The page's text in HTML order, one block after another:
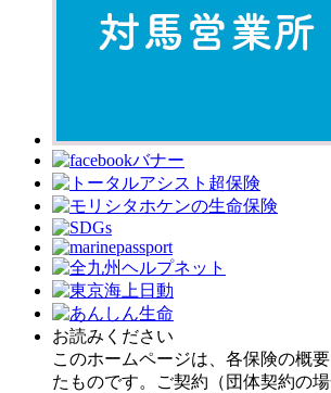
お読みください
このホームページは、各保険の概
たものです。ご契約（団体契約の